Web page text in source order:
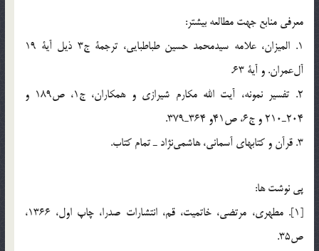
معرفي منابع جهت مطالعه بيشتر:
1. الميزان، علامه سيدمحمد حسين طباطبايي، ترجمة ج3 ذيل آية 19
آل‌عمران. و آية 63.
2. تفسير نمونه، آيت الله مكارم شيرازي و همكاران، ج1، ص189 و
204ـ210 و ج6، ص41و 364ـ379.
3. قرآن و كتابهاي آسماني، هاشمي‌نژاد ـ تمام كتاب.
پي نوشت ها:
[1]. مطهري، مرتضي، خاتميت، قم، انتشارات صدرا، چاپ اول، 1366،
ص35.